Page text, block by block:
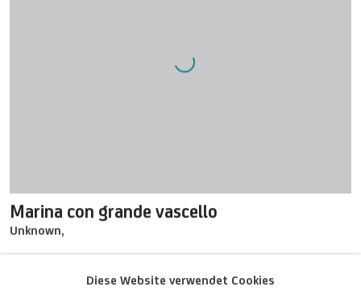
Unknown,
Marina con grande vascello
Diese Website verwendet Cookies